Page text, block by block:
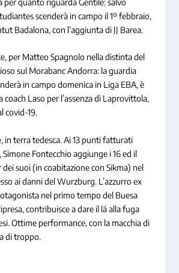
per quanto riguarda Gentile: salvo
scenderà in campo il 1º febbraio,
Badalona, con l’aggiunta di JJ Barea.
per Matteo Spagnolo nella distinta del
sul Morabanc Andorra: la guardia
in campo domenica in Liga EBA, è
coach Laso per l’assenza di Laprovittola,
covid-19.
in terra tedesca. Ai 13 punti fatturati
Fontecchio aggiunge i 16 ed il
suoi (in coabitazione con Sikma) nel
ai danni del Wurzburg. L’azzurro ex
nel primo tempo del Buesa
contribuisce a dare il lá alla fuga
Ottime performance, con la macchia di
di troppo.